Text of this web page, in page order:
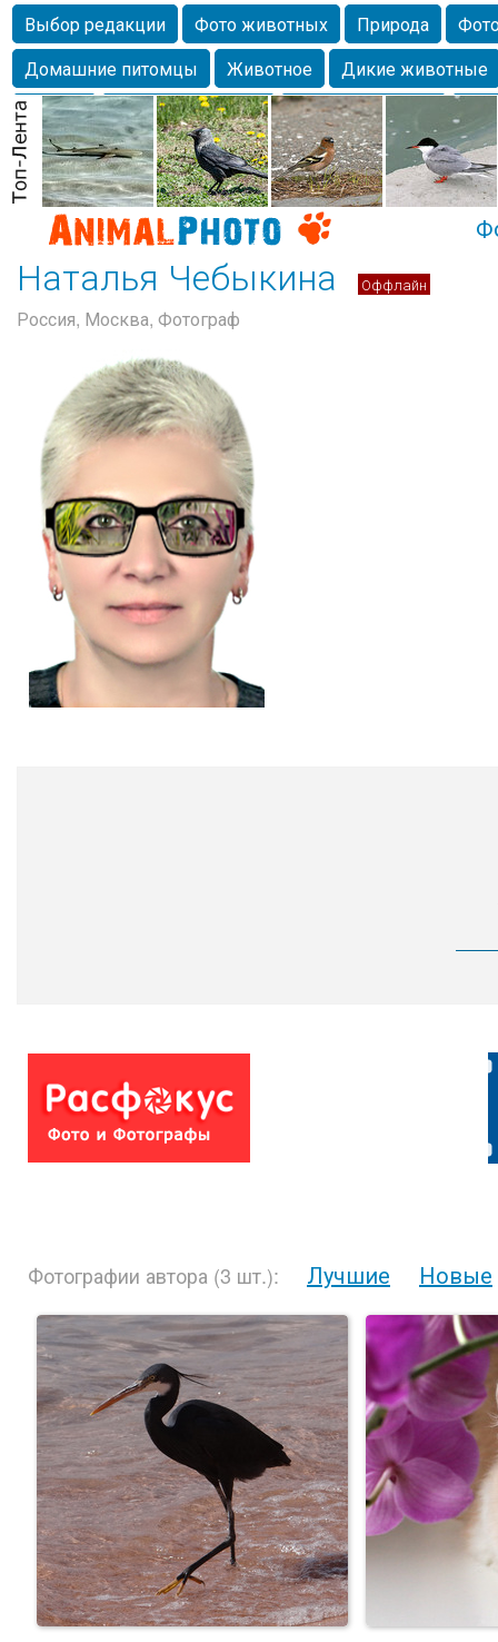
Выбор редакции Фото животных Природа
Домашние питомцы
Животное
Дикие животные
Собаки
Alexanderandronik Млекопитающие
Морда
Собачка Осень Портрет
Домашние
Насекомое
Коты Lebert Дикие птицы Утка
Наталья Чебыкина Оффлайн
Россия, Москва, Фотограф
Фотографии автора (3 шт.): Лучшие Новые